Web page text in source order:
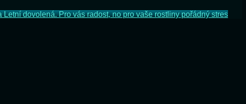
Letní dovolená. Pro vás radost, no pro vaše rostliny pořádný stres